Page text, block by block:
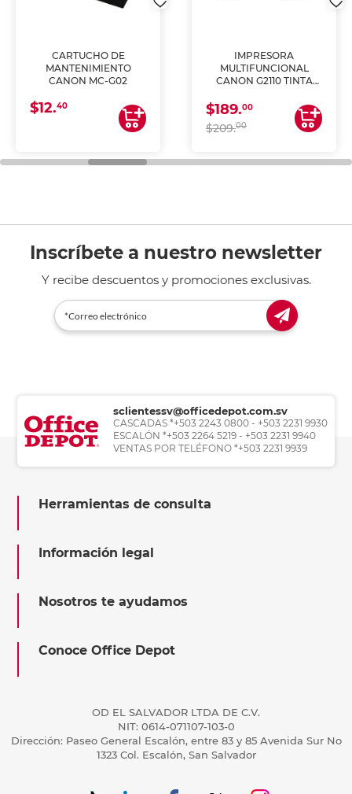
CARTUCHO DE
MANTENIMIENTO
CANON MC-G02
$12.40
IMPRESORA
MULTIFUNCIONAL
CANON G2110 TINTA
$189.00
$209.00
Inscríbete a nuestro newsletter
Y recibe descuentos y promociones exclusivas.
sclientessv@officedepot.com.sv
CASCADAS *+503 2243 0800 - +503 2231 9930
ESCALÓN *+503 2264 5219 - +503 2231 9940
VENTAS POR TELÉFONO *+503 2231 9939
Herramientas de consulta
Información legal
Nosotros te ayudamos
Conoce Office Depot
OD EL SALVADOR LTDA DE C.V.
NIT: 0614-071107-103-0
Dirección: Paseo General Escalón, entre 83 y 85 Avenida Sur No
1323 Col. Escalón, San Salvador